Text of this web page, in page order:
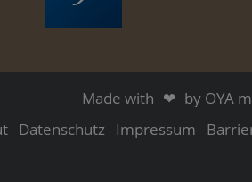
Made with ❤︎ by OYA
Datenschutz Impressum